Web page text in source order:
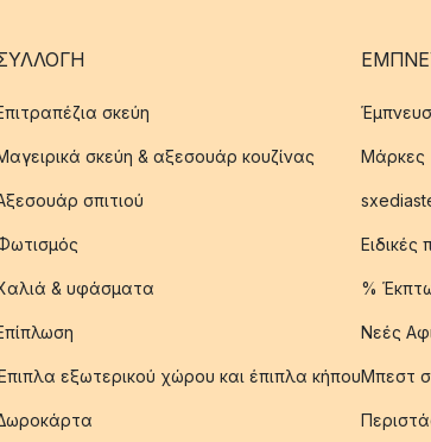
σκεύη
σκεύη & αξεσουάρ κουζίνας
σπιτιού
& υφάσματα
εξωτερικού χώρου και έπιπλα κήπου
Μάρκες
%
Νεές
Μπεστ